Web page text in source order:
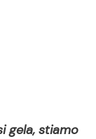
gela, stiamo